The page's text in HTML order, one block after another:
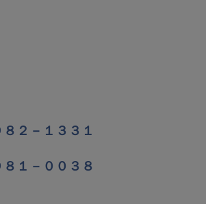
８２－１３３１
８１－００３８